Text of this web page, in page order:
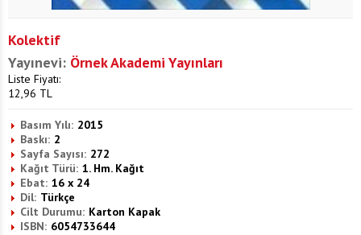
Kolektif
Yayınevi: Örnek Akademi Yayınları
Liste Fiyatı:
12,96 TL
Basım Yılı: 2015
Baskı: 2
Sayfa Sayısı: 272
Kağıt Türü: 1. Hm. Kağıt
Ebat: 16 x 24
Dil: Türkçe
Cilt Durumu: Karton Kapak
ISBN: 6054733644